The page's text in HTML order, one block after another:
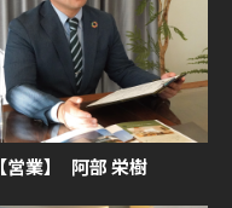
【営業】 阿部 栄樹